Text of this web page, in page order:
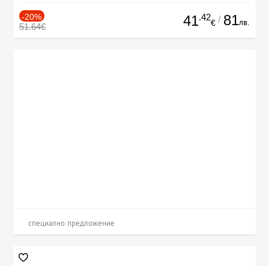
-20%
51.64€ 41.42
€ / 81лв.
специално предложение